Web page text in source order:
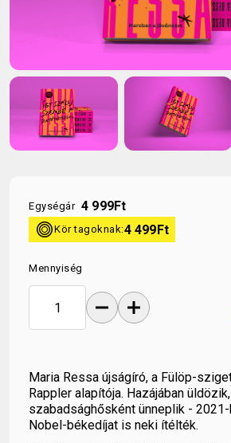
Egységár 4 999Ft
korKör tagoknak:4 499Ft
Mennyiség
remove add
Maria Ressa újságíró, a Fülöp-
Rappler alapítója. Hazájában
szabadsághősként ünneplik -
Nobel-békedíjat is neki ítélték.